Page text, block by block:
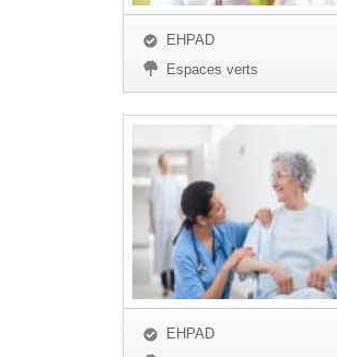
EHPAD
Espaces verts
EHPAD